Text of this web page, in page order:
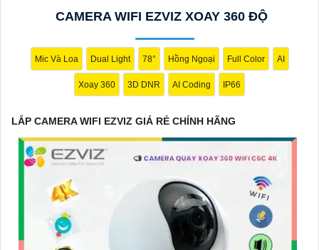
thông tin dễ dàng.🔹 Tính năng cảnh báo chuyển động thông
minh, giữ an ninh tốt hơn cho ngôi nhà của bạn.
Hy vọng mẫu tư giới thiệu trên sẽ giúp bạn trong việc quảng bá
thành công!
CAMERA WIFI EZVIZ XOAY 360 ĐỘ
Mic Và Loa Dual Light 78° Hồng Ngoại Full Color AI
Xoay 360 3D DNR AI Coding IP66
LẮP CAMERA WIFI EZVIZ GIÁ RẺ CHÍNH HÃNG